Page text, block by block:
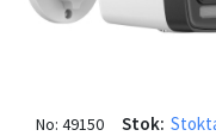
No: 49150 Stok: